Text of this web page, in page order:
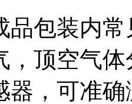
品包装内
，顶空气
器，可准